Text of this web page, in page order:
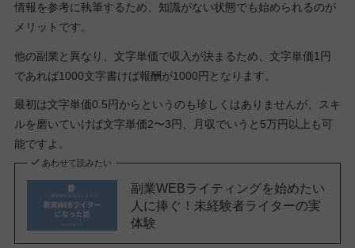
情報を参考に執筆するため、知識がない状態でも始められるのが
メリットです。
他の副業と異なり、文字単価で収入が決まるため、文字単価1円
であれば1000文字書けば報酬が1000円となります。
最初は文字単価0.5円からというのも珍しくはありませんが、スキ
ルを磨いていけば文字単価2〜3円、月収でいうと5万円以上も可
能ですよ。
あわせて読みたい
副業WEBライティングを始めたい
人に捧ぐ！未経験者ライターの実
体験